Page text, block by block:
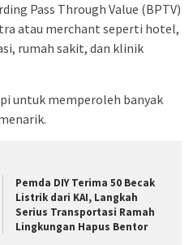
Pass Through Value (BPTV)
atau merchant seperti hotel,
rumah sakit, dan klinik
untuk memperoleh banyak
Pemda DIY Terima 50 Becak
Listrik dari KAI, Langkah
Serius Transportasi Ramah
Lingkungan Hapus Bentor